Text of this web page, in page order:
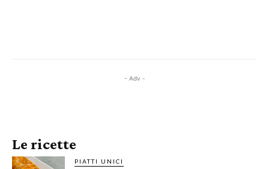
- Adv -
Le ricette
PIATTI UNICI